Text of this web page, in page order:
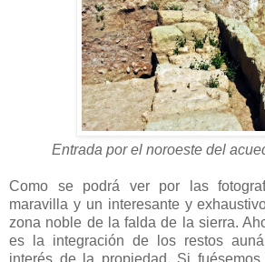
Entrada por el noroeste del
Como se podrá ver por las
maravilla y un interesante y
zona noble de la falda de la sierra.
es la integración de los restos
interés de la propiedad. Si